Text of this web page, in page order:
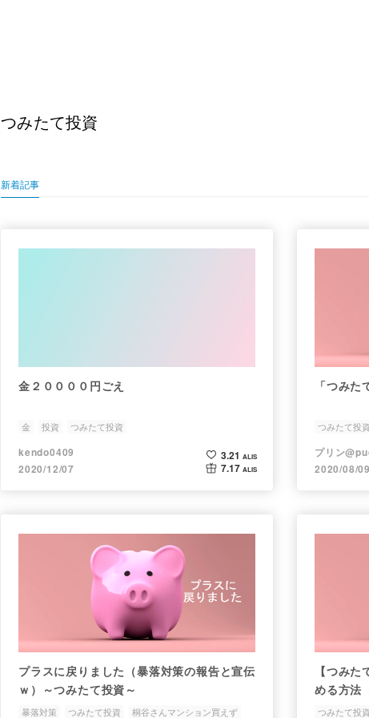
つみたて投資
新着記事
金２００００円ごえ
金 投資 つみたて投資
kendo0409
2020/12/07
3.21 ALIS
7.17 ALIS
「つみ
つみたて投資
プリン
2020/08/09
プラスに戻りました（暴落対策の報告と宣伝
ｗ）～つみたて投資～
暴落対策 つみたて投資 桐谷さんマンション買えず
【つみ
める方法
つみたて投資